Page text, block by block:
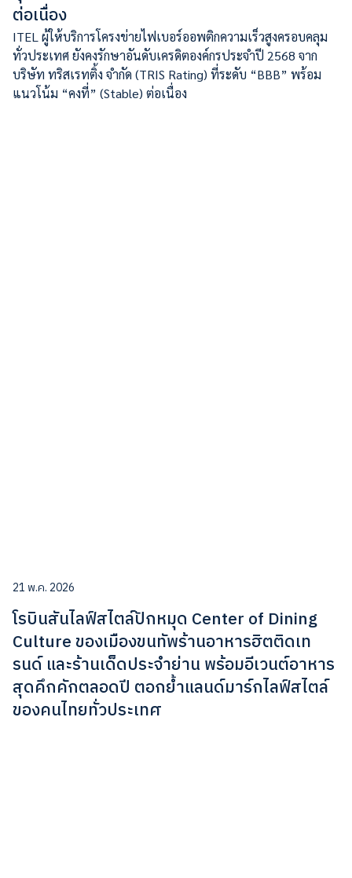
ต่อเนื่อง
ITEL ผู้ให้บริการโครงข่ายไฟเบอร์ออพติกความเร็วสูงครอบคลุม
ทั่วประเทศ ยังคงรักษาอันดับเครดิตองค์กรประจำปี 2568 จาก
บริษัท ทริสเรทติ้ง จำกัด (TRIS Rating) ที่ระดับ “BBB” พร้อม
แนวโน้ม “คงที่” (Stable) ต่อเนื่อง
21 พ.ค. 2026
โรบินสันไลฟ์สไตล์ปักหมุด Center of Dining
Culture ของเมืองขนทัพร้านอาหารฮิตติดเท
รนด์ และร้านเด็ดประจำย่าน พร้อมอีเวนต์อาหาร
สุดคึกคักตลอดปี ตอกย้ำแลนด์มาร์กไลฟ์สไตล์
ของคนไทยทั่วประเทศ